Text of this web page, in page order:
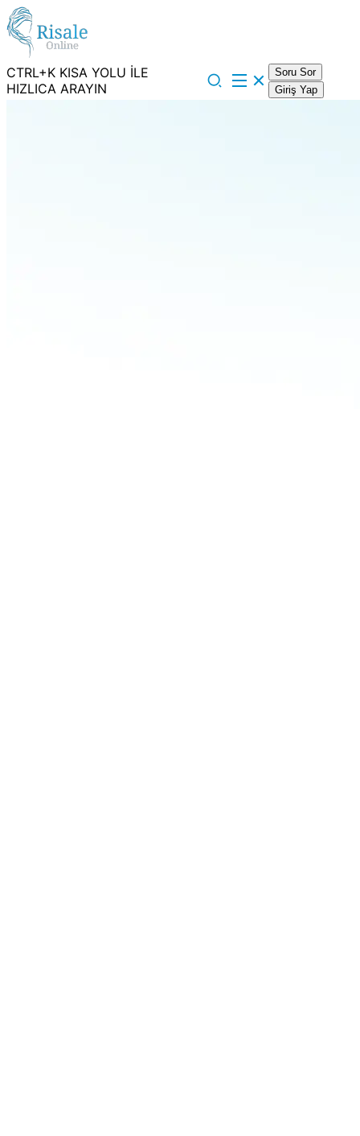
CTRL+K KISA YOLU İLE
HIZLICA ARAYIN
Soru Sor
Giriş Yap